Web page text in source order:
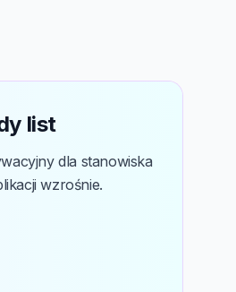
list
dla stanowiska
wzrośnie.